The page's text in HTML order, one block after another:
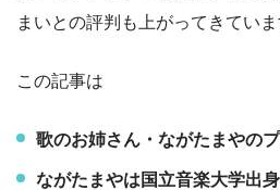
まいとの評判も上がってきていま
この記事は
歌のお姉さん・ながたまやの
ながたまやは国立音楽大学出